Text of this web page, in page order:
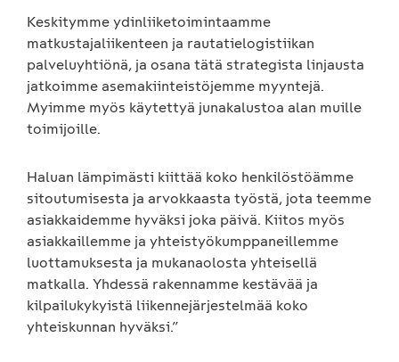
Keskitymme ydinliiketoimintaamme
matkustajaliikenteen ja rautatielogistiikan
palveluyhtiönä, ja osana tätä strategista linjausta
jatkoimme asemakiinteistöjemme myyntejä.
Myimme myös käytettyä junakalustoa alan muille
toimijoille.
Haluan lämpimästi kiittää koko henkilöstöämme
sitoutumisesta ja arvokkaasta työstä, jota teemme
asiakkaidemme hyväksi joka päivä. Kiitos myös
asiakkaillemme ja yhteistyökumppaneillemme
luottamuksesta ja mukanaolosta yhteisellä
matkalla. Yhdessä rakennamme kestävää ja
kilpailukykyistä liikennejärjestelmää koko
yhteiskunnan hyväksi.”